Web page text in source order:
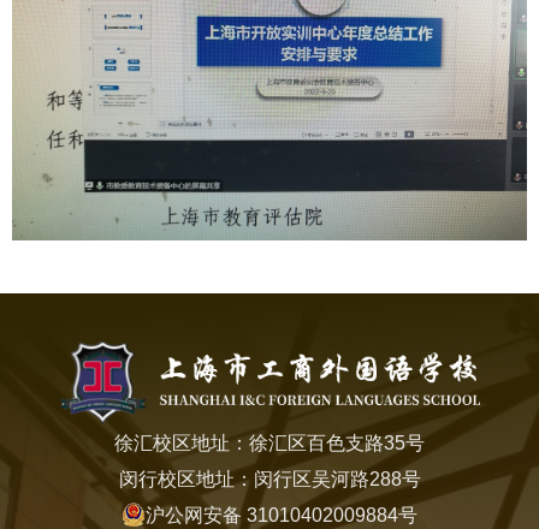
徐汇校区地址：徐汇区百色支路35号
闵行校区地址：闵行区吴河路288号
沪公网安备 31010402009884号